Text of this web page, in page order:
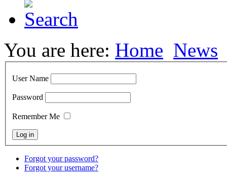
You are here: Home News
User Name
Password
Remember Me
Forgot your password?
Forgot your username?